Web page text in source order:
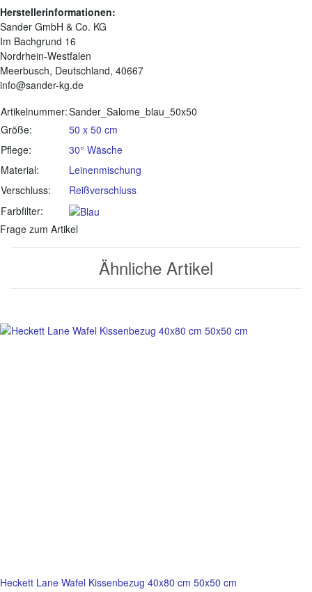
Herstellerinformationen:
Sander GmbH & Co. KG
Im Bachgrund 16
Nordrhein-Westfalen
Meerbusch, Deutschland, 40667
info@sander-kg.de
Produkteigenschaft
Wert
Artikelnummer:Sander_Salome_blau_50x50
Größe:
50 x 50 cm
Pflege:
30° Wäsche
Material:
Leinenmischung
Verschluss:
Reißverschluss
Farbfilter:
Frage zum Artikel
Ähnliche Artikel
Heckett Lane Wafel Kissenbezug 40x80 cm 50x50 cm